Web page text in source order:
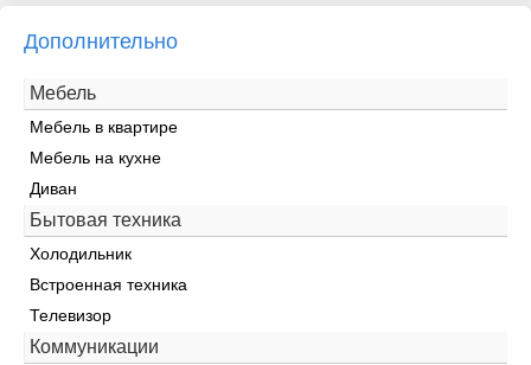
Дополнительно
Мебель
Мебель в квартире
Мебель на кухне
Диван
Бытовая техника
Холодильник
Встроенная техника
Телевизор
Коммуникации